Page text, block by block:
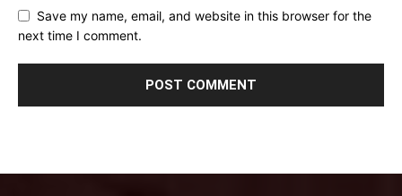
Save my name, email, and website in this browser for the
next time I comment.